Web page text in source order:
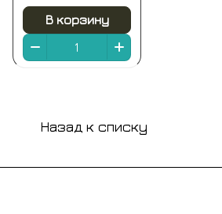
душа и ванны на 2
выходаВ корзину
Назад к списку